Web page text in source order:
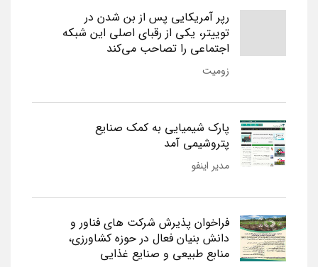
رپر آمریکایی پس از بن شدن در
توییتر، یکی از رقبای اصلی این شبکه
اجتماعی را تصاحب می‌کند
زومیت
پارک شیمیایی به کمک صنایع
پتروشیمی آمد
مدیر اینفو
فراخوان پذیرش شرکت های فناور و
دانش بنیان فعال در حوزه کشاورزی،
منابع طبیعی و صنایع غذایی